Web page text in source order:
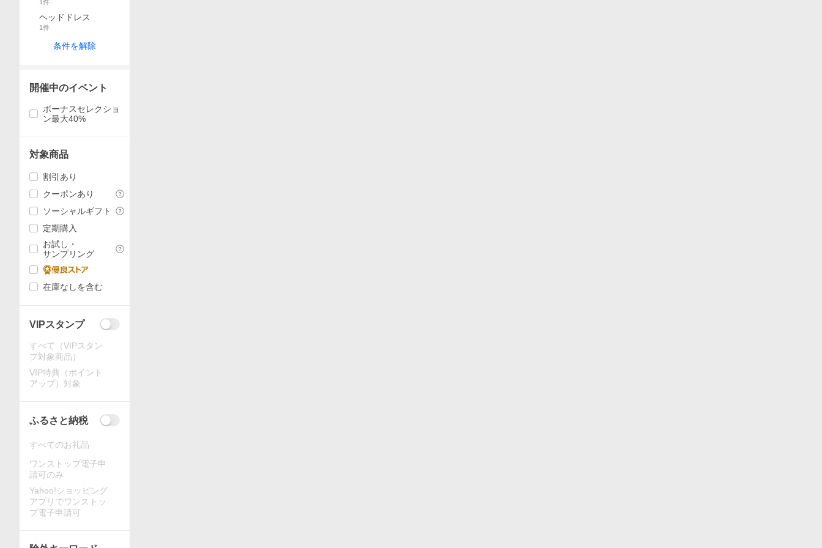
1件
ヘッドドレス
1件
条件を解除
開催中のイベント
ボーナスセレクショ
ン最大40%
対象商品
割引あり
クーポンあり
ソーシャルギフト
定期購入
お試し・
サンプリング
在庫なしを含む
VIPスタンプ
すべて（VIPスタン
プ対象商品）
VIP特典（ポイント
アップ）対象
ふるさと納税
すべてのお礼品
ワンストップ電子申
請可のみ
Yahoo!ショッピング
アプリでワンストッ
プ電子申請可